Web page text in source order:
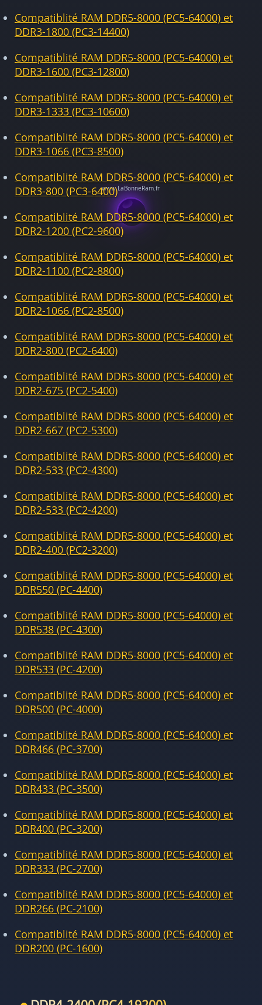
Compatiblité RAM DDR5-8000 (PC5-64000) et
DDR3-1800 (PC3-14400)
Compatiblité RAM DDR5-8000 (PC5-64000) et
DDR3-1600 (PC3-12800)
Compatiblité RAM DDR5-8000 (PC5-64000) et
DDR3-1333 (PC3-10600)
Compatiblité RAM DDR5-8000 (PC5-64000) et
DDR3-1066 (PC3-8500)
Compatiblité RAM DDR5-8000 (PC5-64000) et
DDR3-800 (PC3-6400)
Compatiblité RAM DDR5-8000 (PC5-64000) et
DDR2-1200 (PC2-9600)
Compatiblité RAM DDR5-8000 (PC5-64000) et
DDR2-1100 (PC2-8800)
Compatiblité RAM DDR5-8000 (PC5-64000) et
DDR2-1066 (PC2-8500)
Compatiblité RAM DDR5-8000 (PC5-64000) et
DDR2-800 (PC2-6400)
Compatiblité RAM DDR5-8000 (PC5-64000) et
DDR2-675 (PC2-5400)
Compatiblité RAM DDR5-8000 (PC5-64000) et
DDR2-667 (PC2-5300)
Compatiblité RAM DDR5-8000 (PC5-64000) et
DDR2-533 (PC2-4300)
Compatiblité RAM DDR5-8000 (PC5-64000) et
DDR2-533 (PC2-4200)
Compatiblité RAM DDR5-8000 (PC5-64000) et
DDR2-400 (PC2-3200)
Compatiblité RAM DDR5-8000 (PC5-64000) et
DDR550 (PC-4400)
Compatiblité RAM DDR5-8000 (PC5-64000) et
DDR538 (PC-4300)
Compatiblité RAM DDR5-8000 (PC5-64000) et
DDR533 (PC-4200)
Compatiblité RAM DDR5-8000 (PC5-64000) et
DDR500 (PC-4000)
Compatiblité RAM DDR5-8000 (PC5-64000) et
DDR466 (PC-3700)
Compatiblité RAM DDR5-8000 (PC5-64000) et
DDR433 (PC-3500)
Compatiblité RAM DDR5-8000 (PC5-64000) et
DDR400 (PC-3200)
Compatiblité RAM DDR5-8000 (PC5-64000) et
DDR333 (PC-2700)
Compatiblité RAM DDR5-8000 (PC5-64000) et
DDR266 (PC-2100)
Compatiblité RAM DDR5-8000 (PC5-64000) et
DDR200 (PC-1600)